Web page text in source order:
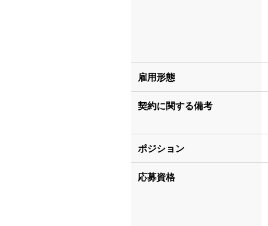
雇用形態
契約に関する備考
ポジション
応募資格